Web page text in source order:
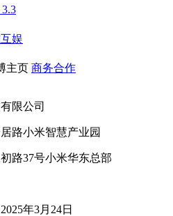
3.3
娱
主页 商务合作
限公司
路小米智慧产业园
路37号小米华东总部
年3月24日